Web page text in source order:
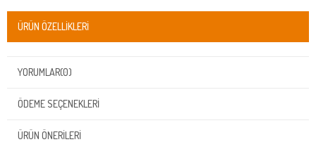
ÜRÜN ÖZELLIKLERI
YORUMLAR(0)
ÖDEME SEÇENEKLERI
ÜRÜN ÖNERILERI